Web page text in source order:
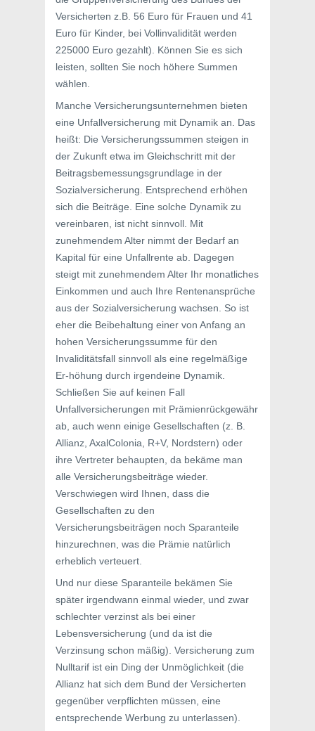
Versicherten z.B. 56 Euro für Frauen und 41
Euro für Kinder, bei Vollinvalidität werden
225000 Euro gezahlt). Können Sie es sich
leisten, sollten Sie noch höhere Summen
wählen.
Manche Versicherungsunternehmen bieten
eine Unfallversicherung mit Dynamik an. Das
heißt: Die Versicherungssummen steigen in
der Zukunft etwa im Gleichschritt mit der
Beitragsbemessungsgrundlage in der
Sozialversicherung. Entsprechend erhöhen
sich die Beiträge. Eine solche Dynamik zu
vereinbaren, ist nicht sinnvoll. Mit
zunehmendem Alter nimmt der Bedarf an
Kapital für eine Unfallrente ab. Dagegen
steigt mit zunehmendem Alter Ihr monatliches
Einkommen und auch Ihre Rentenansprüche
aus der Sozialversicherung wachsen. So ist
eher die Beibehaltung einer von Anfang an
hohen Versicherungssumme für den
Invaliditätsfall sinnvoll als eine regelmäßige
Er-höhung durch irgendeine Dynamik.
Schließen Sie auf keinen Fall
Unfallversicherungen mit Prämienrückgewähr
ab, auch wenn einige Gesellschaften (z. B.
Allianz, AxalColonia, R+V, Nordstern) oder
ihre Vertreter behaupten, da bekäme man
alle Versicherungsbeiträge wieder.
Verschwiegen wird Ihnen, dass die
Gesellschaften zu den
Versicherungsbeiträgen noch Sparanteile
hinzurechnen, was die Prämie natürlich
erheblich verteuert.
Und nur diese Sparanteile bekämen Sie
später irgendwann einmal wieder, und zwar
schlechter verzinst als bei einer
Lebensversicherung (und da ist die
Verzinsung schon mäßig). Versicherung zum
Nulltarif ist ein Ding der Unmöglichkeit (die
Allianz hat sich dem Bund der Versicherten
gegenüber verpflichten müssen, eine
entsprechende Werbung zu unterlassen).